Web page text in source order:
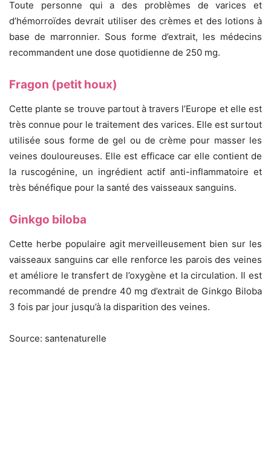
Toute personne qui a des problèmes de varices et
d’hémorroïdes devrait utiliser des crèmes et des lotions à
base de marronnier. Sous forme d’extrait, les médecins
recommandent une dose quotidienne de 250 mg.
Fragon (petit houx)
Cette plante se trouve partout à travers l’Europe et elle est
très connue pour le traitement des varices. Elle est surtout
utilisée sous forme de gel ou de crème pour masser les
veines douloureuses. Elle est efficace car elle contient de
la ruscogénine, un ingrédient actif anti-inflammatoire et
très bénéfique pour la santé des vaisseaux sanguins.
Ginkgo biloba
Cette herbe populaire agit merveilleusement bien sur les
vaisseaux sanguins car elle renforce les parois des veines
et améliore le transfert de l’oxygène et la circulation. Il est
recommandé de prendre 40 mg d’extrait de Ginkgo Biloba
3 fois par jour jusqu’à la disparition des veines.
Source: santenaturelle